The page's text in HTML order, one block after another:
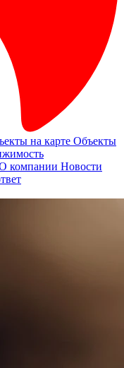
на карте Объекты
компании Новости